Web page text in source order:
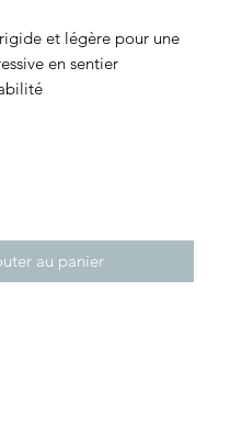
et légère pour une
en sentier
au panier